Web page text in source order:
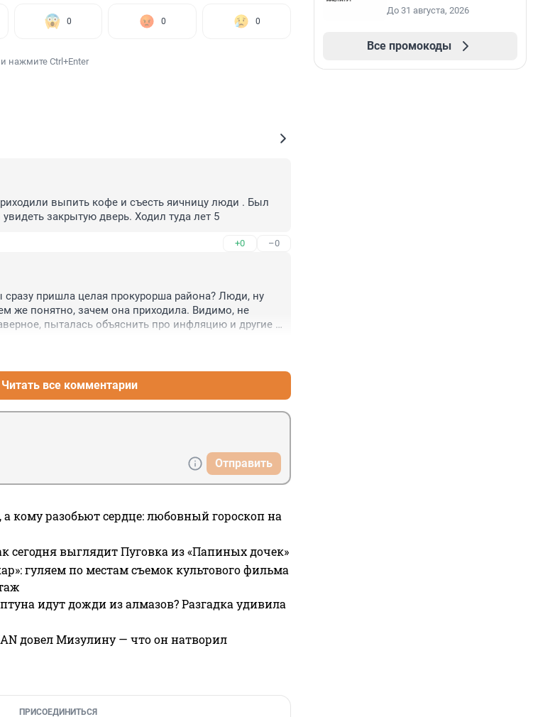
0 0 0
нажмите Ctrl+Enter
выпить кофе и съесть яичницу люди . Был
увидеть закрытую дверь. Ходил туда лет 5
+0 –0
сразу пришла целая прокурорша района? Люди, ну
же понятно, зачем она приходила. Видимо, не
пыталась объяснить про инфляцию и другие
Читать все комментарии
Отправить
кому разобьют сердце: любовный гороскоп на
сегодня выглядит Пуговка из «Папиных дочек»
гуляем по местам съемок культового фильма
идут дожди из алмазов? Разгадка удивила
довел Мизулину — что он натворил
ПРИСОЕДИНИТЬСЯ
До 31 августа, 2026
Все промокоды